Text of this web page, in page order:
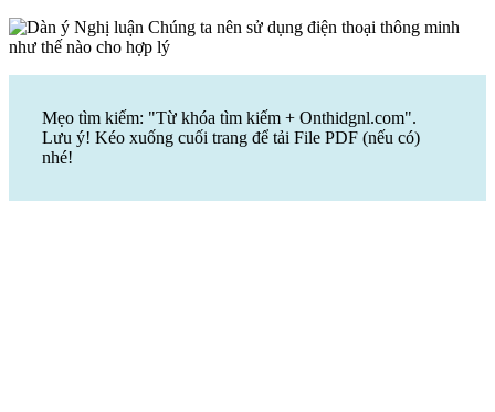
Mẹo tìm kiếm: "Từ khóa tìm kiếm + Onthidgnl.com".
Lưu ý! Kéo xuống cuối trang để tải File PDF (nếu có)
nhé!